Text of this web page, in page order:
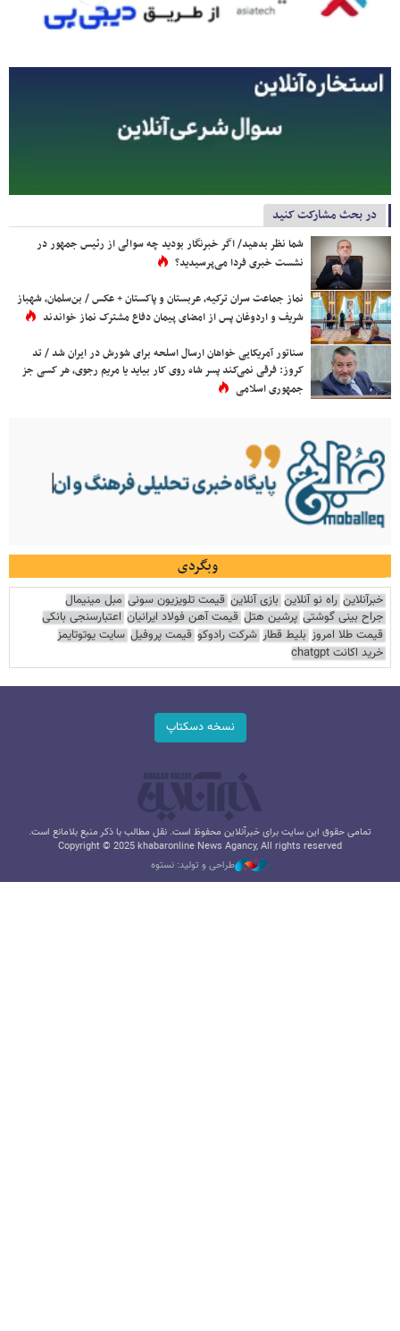
در بحث مشارکت کنید
شما نظر بدهید/ اگر خبرنگار بودید چه سوالی از رئیس جمهور در
نشست خبری فردا می‌پرسیدید؟
نماز جماعت سران ترکیه، عربستان و پاکستان + عکس / بن‌سلمان، شهباز
شریف و اردوغان پس از امضای پیمان دفاع مشترک نماز خواندند
سناتور آمریکایی خواهان ارسال اسلحه برای شورش در ایران شد / تد
کروز: فرقی نمی‌کند پسر شاه روی کار بیاید یا مریم رجوی، هر کسی جز
جمهوری اسلامی
وبگردی
خبرآنلاین راه نو آنلاین بازی آنلاین قیمت تلویزیون سونی مبل مینیمال
جراح بینی گوشتی پرشین هتل قیمت آهن فولاد ایرانیان اعتبارسنجی بانکی
قیمت طلا امروز بلیط قطار شرکت رادوکو قیمت پروفیل سایت یوتوتایمز
خرید اکانت chatgpt
نسخه دسکتاپ
تمامی حقوق این سایت برای خبرآنلاین محفوظ است. نقل مطالب با ذکر منبع بلامانع است.
Copyright © 2025 khabaronline News Agancy, All rights reserved
طراحی و تولید: نستوه